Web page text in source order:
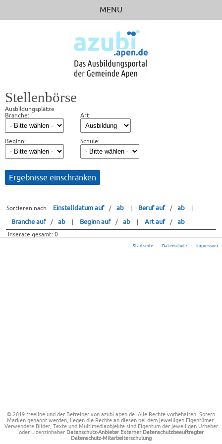
MENU
STELLENBÖRSE
BERUFSFELDER
RICHTIG BEWERBEN
LINKS
Stellenbörse
Ausbildungsplätze
Branche:
Art:
Beginn: Schule:
Sortieren nach Einstelldatum auf / ab | Beruf auf / ab |
Branche auf / ab | Beginn auf / ab | Art auf / ab
Inserate gesamt: 0
Startseite Datenschutz Impressum
© 2019 freeline und der Betreiber von azubi.apen.de. Alle Rechte vorbehalten. Sofern
Marken genannt werden, liegen die Rechte an diesen bei dem jeweiligen Eigentümer.
Verwendete Bilder, Texte und Multimediaobjekte sind Eigentum der jeweiligen Urheber
oder Lizenzinhaber. Datenschutz-Anbieter Externer Datenschutzbeauftragter
Datenschutz-Mitarbeiterschulung